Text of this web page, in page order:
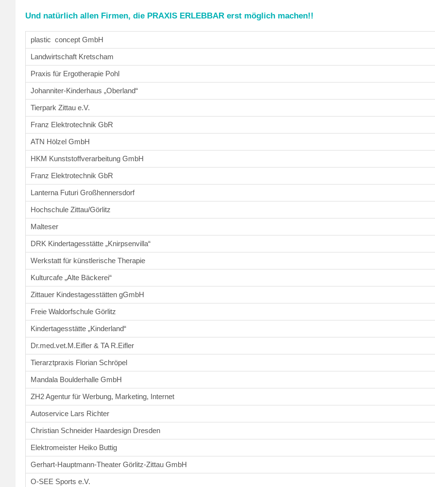
Und natürlich allen Firmen, die PRAXIS ERLEBBAR erst möglich machen!!
plastic concept GmbH
Landwirtschaft Kretscham
Praxis für Ergotherapie Pohl
Johanniter-Kinderhaus „Oberland“
Tierpark Zittau e.V.
Franz Elektrotechnik GbR
ATN Hölzel GmbH
HKM Kunststoffverarbeitung GmbH
Franz Elektrotechnik GbR
Lanterna Futuri Großhennersdorf
Hochschule Zittau/Görlitz
Malteser
DRK Kindertagesstätte „Knirpsenvilla“
Werkstatt für künstlerische Therapie
Kulturcafe „Alte Bäckerei“
Zittauer Kindestagesstätten gGmbH
Freie Waldorfschule Görlitz
Kindertagesstätte „Kinderland“
Dr.med.vet.M.Eifler & TA R.Eifler
Tierarztpraxis Florian Schröpel
Mandala Boulderhalle GmbH
ZH2 Agentur für Werbung, Marketing, Internet
Autoservice Lars Richter
Christian Schneider Haardesign Dresden
Elektromeister Heiko Buttig
Gerhart-Hauptmann-Theater Görlitz-Zittau GmbH
O-SEE Sports e.V.